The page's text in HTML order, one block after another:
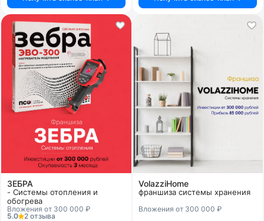
ЗЕБРА
- Системы отопления и
обогрева
Вложения от 300 000 ₽
5.0
2 отзыва
VolazziHome
франшиза системы хранения
Вложения от 300 000 ₽